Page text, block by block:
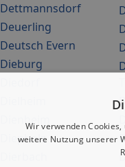
Dettmannsdorf
Deuerling
Deutsch Evern
Dieburg
Dienheim
Diepholz
Wir verwenden
weitere Nutzung unserer